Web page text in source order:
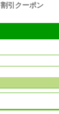
割引クーポン